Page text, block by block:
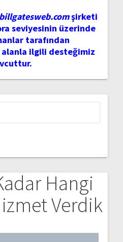
billgatesweb.comşirketi
seviyesinin üzerinde
tarafından
alanla ilgili desteğimiz
Hangi
Verdik